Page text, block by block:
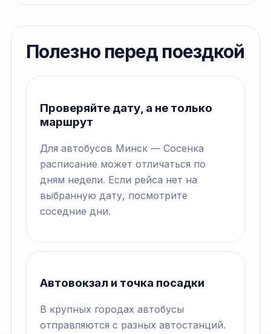
Полезно перед поездкой
Проверяйте дату, а не только
маршрут
Для автобусов Минск — Сосенка
расписание может отличаться по
дням недели. Если рейса нет на
выбранную дату, посмотрите
соседние дни.
Автовокзал и точка посадки
В крупных городах автобусы
отправляются с разных автостанций.